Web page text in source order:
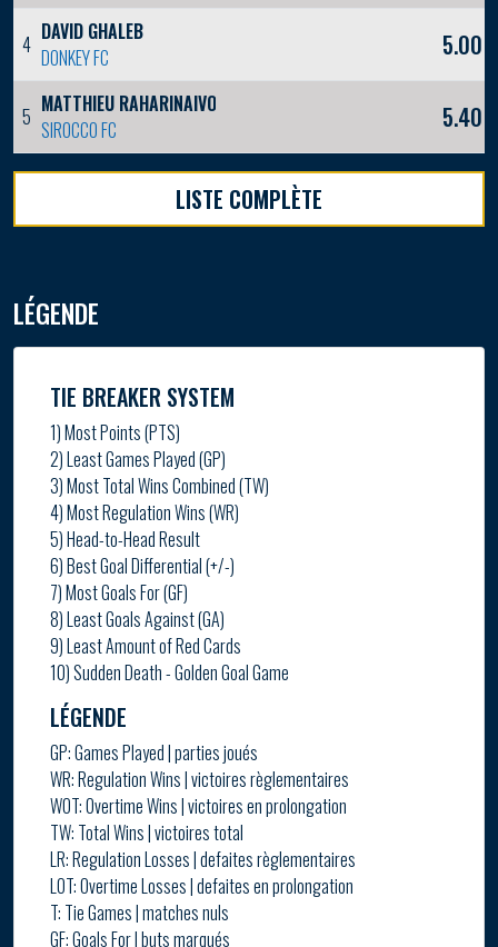
4 DAVID GHALEB
DONKEY FC
5.00
5 MATTHIEU RAHARINAIVO
SIROCCO FC
5.40
LISTE COMPLÈTE
LÉGENDE
TIE BREAKER SYSTEM
1) Most Points (PTS)
2) Least Games Played (GP)
3) Most Total Wins Combined (TW)
4) Most Regulation Wins (WR)
5) Head-to-Head Result
6) Best Goal Differential (+/-)
7) Most Goals For (GF)
8) Least Goals Against (GA)
9) Least Amount of Red Cards
10) Sudden Death - Golden Goal Game
LÉGENDE
GP: Games Played | parties joués
WR: Regulation Wins | victoires règlementaires
WOT: Overtime Wins | victoires en prolongation
TW: Total Wins | victoires total
LR: Regulation Losses | defaites règlementaires
LOT: Overtime Losses | defaites en prolongation
T: Tie Games | matches nuls
GF: Goals For | buts marqués